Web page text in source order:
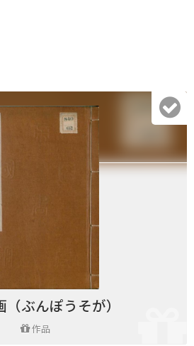
ぶんぽうそが）
作品